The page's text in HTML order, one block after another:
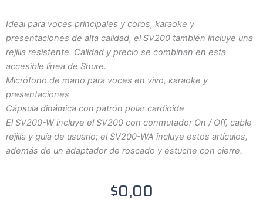
Ideal para voces principales y coros, karaoke y
presentaciones de alta calidad, el SV200 también incluye una
rejilla resistente. Calidad y precio se combinan en esta
accesible línea de Shure.
Micrófono de mano para voces en vivo, karaoke y
presentaciones
Cápsula dinámica con patrón polar cardioide
El SV200-W incluye el SV200 con conmutador On / Off, cable
rejilla y guía de usuario; el SV200-WA incluye estos artículos,
además de un adaptador de roscado y estuche con cierre.
$0,00